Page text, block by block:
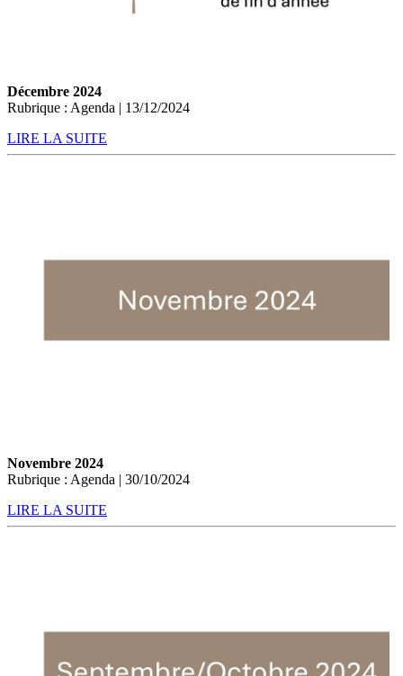
Décembre 2024
Rubrique : Agenda | 13/12/2024
LIRE LA SUITE
Novembre 2024
Rubrique : Agenda | 30/10/2024
LIRE LA SUITE